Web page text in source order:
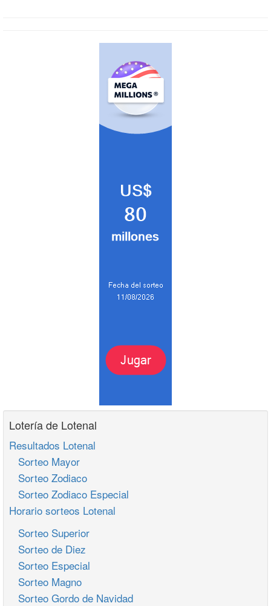
Lotería de Lotenal
Resultados Lotenal
Sorteo Mayor
Sorteo Zodiaco
Sorteo Zodiaco Especial
Horario sorteos Lotenal
Sorteo Superior
Sorteo de Diez
Sorteo Especial
Sorteo Magno
Sorteo Gordo de Navidad